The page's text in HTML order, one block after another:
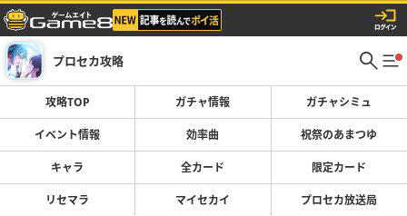
プロセカ攻略
攻略TOP ガチャ情報 ガチャシミュ
イベント情報 効率曲 祝祭のあまつゆ
キャラ 全カード 限定カード
リセマラ マイセカイ プロセカ放送局